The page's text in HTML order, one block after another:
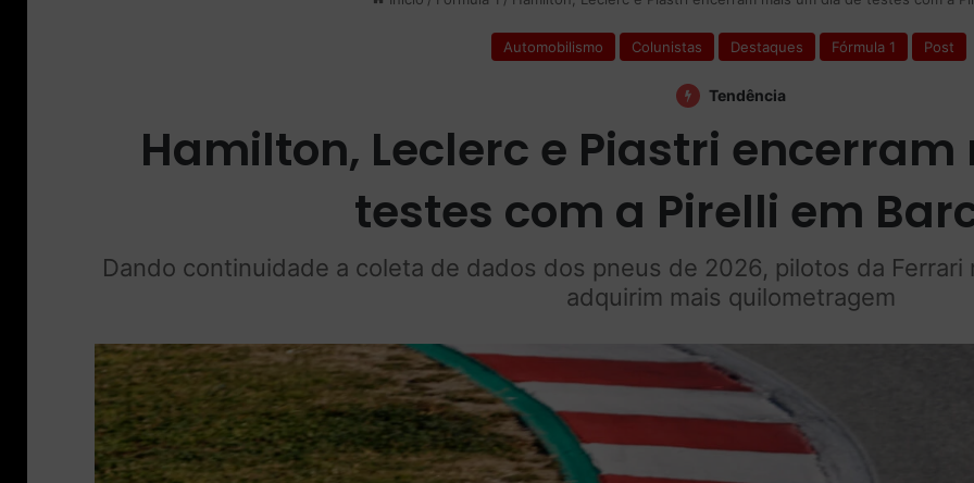
Automobilismo Colunistas Destaques Fórmula 1 Post
Tendência
Hamilton, Leclerc e Piastri
testes com a Pirelli em
Dando continuidade a coleta de dados dos pneus de 2026, pilotos da
adquirim mais quilometragem